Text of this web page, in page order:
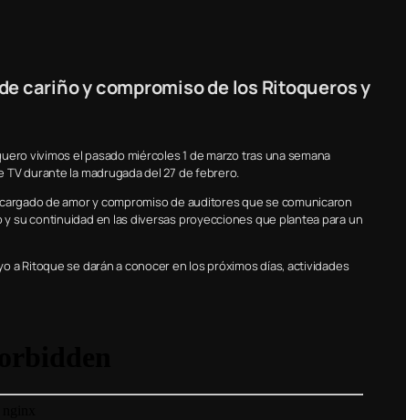
cariño y compromiso de los Ritoqueros y
vivimos el pasado miércoles 1 de marzo tras una semana
durante la madrugada del 27 de febrero.
de amor y compromiso de auditores que se comunicaron
su continuidad en las diversas proyecciones que plantea para un
a Ritoque se darán a conocer en los próximos días, actividades